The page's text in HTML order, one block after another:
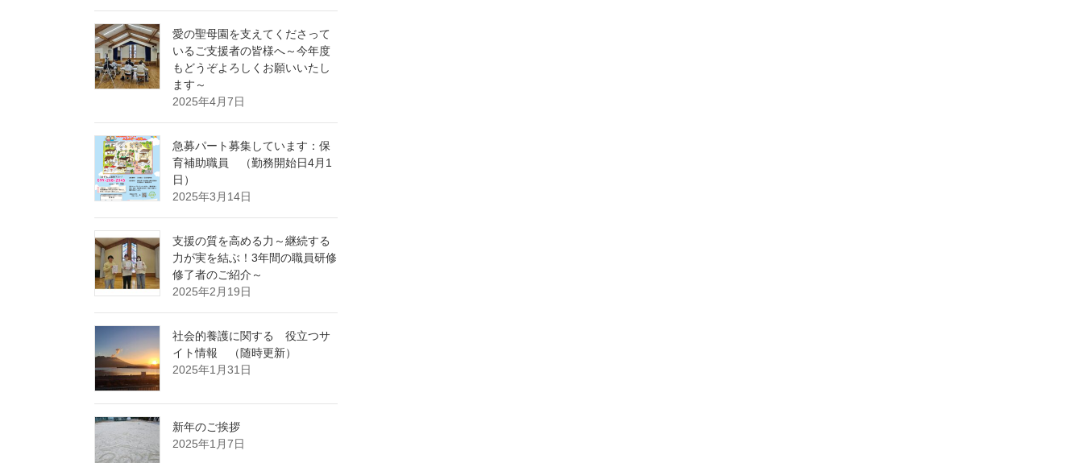
愛の聖母園を支えてくださって
いるご支援者の皆様へ～今年度
もどうぞよろしくお願いいたし
ます～
2025年4月7日
急募パート募集しています：保
育補助職員 （勤務開始日4月1
日）
2025年3月14日
支援の質を高める力～継続する
力が実を結ぶ！3年間の職員研修
修了者のご紹介～
2025年2月19日
社会的養護に関する 役立つサ
イト情報 （随時更新）
2025年1月31日
新年のご挨拶
2025年1月7日